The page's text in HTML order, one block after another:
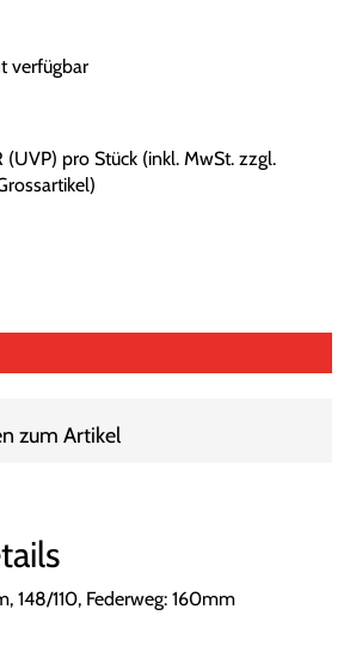
verfügbar
(UVP) pro Stück (inkl. MwSt. zzgl.
)
zum Artikel
148/110, Federweg: 160mm